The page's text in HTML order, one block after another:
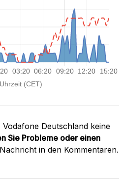
Deutschland keine
Sie Probleme oder einen
in den Kommentaren.